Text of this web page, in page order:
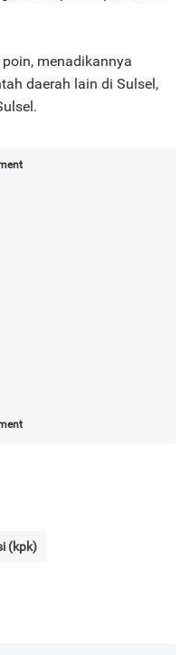
menadikannya
daerah lain di Sulsel,
(kpk)